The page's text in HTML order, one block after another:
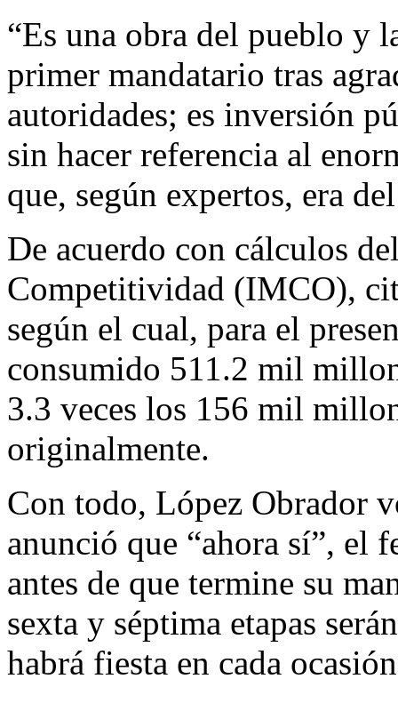
“Es una obra del pueblo y
primer mandatario tras
autoridades; es inversión
sin hacer referencia al
que, según expertos, era
De acuerdo con cálculos
Competitividad (IMCO),
según el cual, para el
consumido 511.2 mil
3.3 veces los 156 mil
originalmente.
Con todo, López Obrador
anunció que “ahora sí”, el
antes de que termine su
sexta y séptima etapas
habrá fiesta en cada